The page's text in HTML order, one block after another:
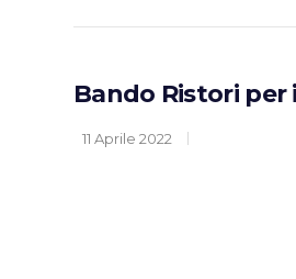
Bando Ristori
11 Aprile 2022